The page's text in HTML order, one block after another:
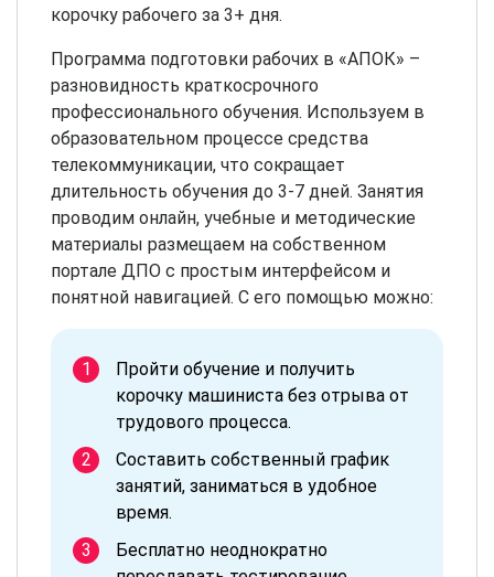
корочку рабочего за 3+ дня.
Программа подготовки рабочих в «АПОК» –
разновидность краткосрочного
профессионального обучения. Используем в
образовательном процессе средства
телекоммуникации, что сокращает
длительность обучения до 3-7 дней. Занятия
проводим онлайн, учебные и методические
материалы размещаем на собственном
портале ДПО с простым интерфейсом и
понятной навигацией. С его помощью можно:
Пройти обучение и получить
корочку машиниста без отрыва от
трудового процесса.
Составить собственный график
занятий, заниматься в удобное
время.
Бесплатно неоднократно